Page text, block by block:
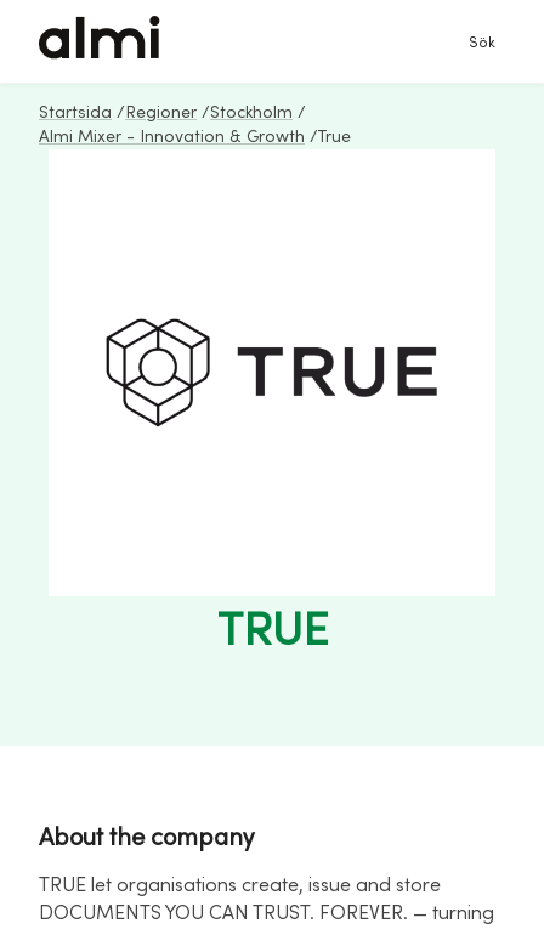
Sök
Startsida / Regioner /Stockholm /
Almi Mixer - Innovation & Growth /True
TRUE
About the company
TRUE let organisations create, issue and store
DOCUMENTS YOU CAN TRUST. FOREVER. — turning